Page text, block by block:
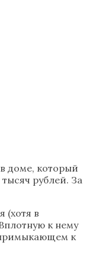
доме, который
рублей. За
(хотя в
к нему
примыкающем к